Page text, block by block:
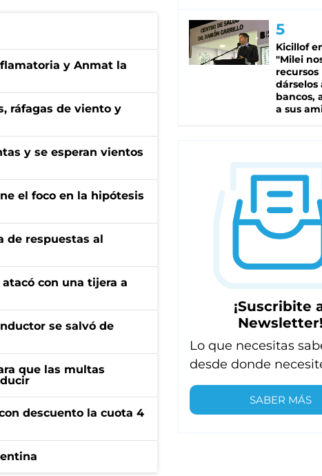
y Anmat la
ráfagas de viento y
y se esperan vientos
el foco en la hipótesis
de respuestas al
con una tijera a
se salvó de
que las multas
descuento la cuota 4
Kicillof
"Milei
recursos
dárselos
bancos,
a sus
¡Suscribite
Newsletter!
Lo que necesitas
desde donde
SABER MÁS